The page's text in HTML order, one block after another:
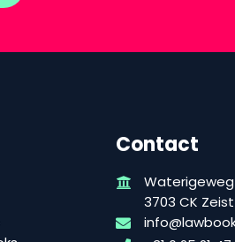
Contact
Waterigeweg
3703 CK Zeist